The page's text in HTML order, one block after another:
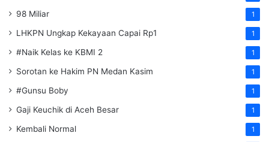
98 Miliar 1
LHKPN Ungkap Kekayaan Capai Rp1 1
#Naik Kelas ke KBMI 2 1
Sorotan ke Hakim PN Medan Kasim 1
#Gunsu Boby 1
Gaji Keuchik di Aceh Besar 1
Kembali Normal 1